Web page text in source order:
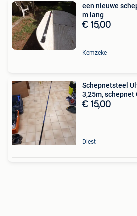
een nieuwe
m lang
€ 15,00
Kemzeke
Schepnetsteel
3,25m, schepnet
€ 15,00
Diest